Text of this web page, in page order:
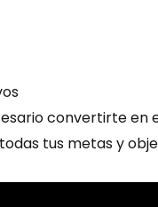
convertirte en
tus metas y